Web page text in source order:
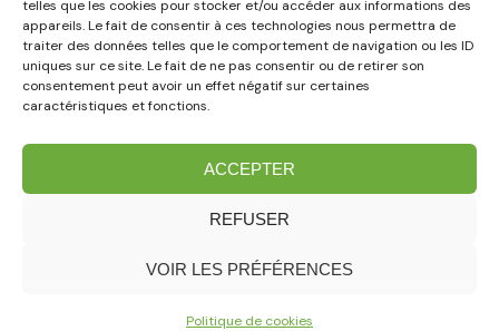
telles que les cookies pour stocker et/ou accéder aux informations des
appareils. Le fait de consentir à ces technologies nous permettra de
traiter des données telles que le comportement de navigation ou les ID
uniques sur ce site. Le fait de ne pas consentir ou de retirer son
consentement peut avoir un effet négatif sur certaines
caractéristiques et fonctions.
ACCEPTER
REFUSER
VOIR LES PRÉFÉRENCES
Politique de cookies
e
s
p
Victoriaville – siège social
29, boulevard Arthabaska Est
819 758-3887
Sans frais : 1 888 551-3887
SFR | LICENCE RBQ : 2333-1127-20